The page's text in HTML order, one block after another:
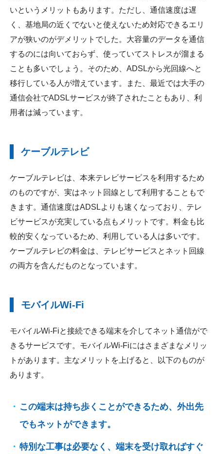
いというメリットもあります。ただし、通信速度は遅
く、基地局の近くでないと使えないため対応できるエリ
アが狭いのがデメリットでした。大容量のデータを通信
するのには向いておらず、使っていてストレスが溜まる
ことも多いでしょう。そのため、ADSLから光回線へと
移行している人が増えています。また、最近では大手の
通信会社でADSLサービスが終了されたこともあり、利
用者は減っています。
ケーブルテレビ
ケーブルテレビは、本来テレビサービスを利用するため
のものですが、実はネット回線として利用することもで
きます。通信速度はADSLよりも速くなっており、テレ
ビサービスが充実している点もメリットです。料金も比
較的安くなっているため、利用している人は多いです。
ケーブルテレビの料金は、テレビサービスとネット回線
の両方を含んだものとなっています。
モバイルWi-Fi
モバイルWi-Fiと接続できる端末を介してネット通信がで
きるサービスです。モバイルWi-Fiにはさまざまなメリッ
トがあります。主なメリットを上げると、以下のものが
あります。
この端末は持ち歩くことができるため、外出先
でもネットができます。
特別な工事は必要なく、端末を受け取ればすぐ